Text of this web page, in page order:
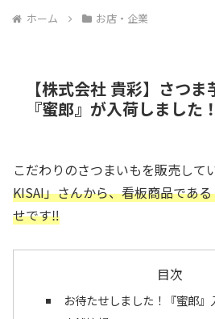
ホーム お店・企業
【株式会社 貴彩】さつ
『蜜郎』が入荷しました！
こだわりのさつまいもを販売して
KISAI」さんから、看板商品であ
せです‼
目次
お待たせしました！『蜜郎